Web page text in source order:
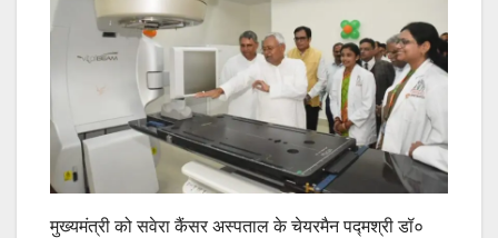
मुख्यमंत्री को सवेरा कैंसर अस्पताल के चेयरमैन पद्मश्री डॉ०